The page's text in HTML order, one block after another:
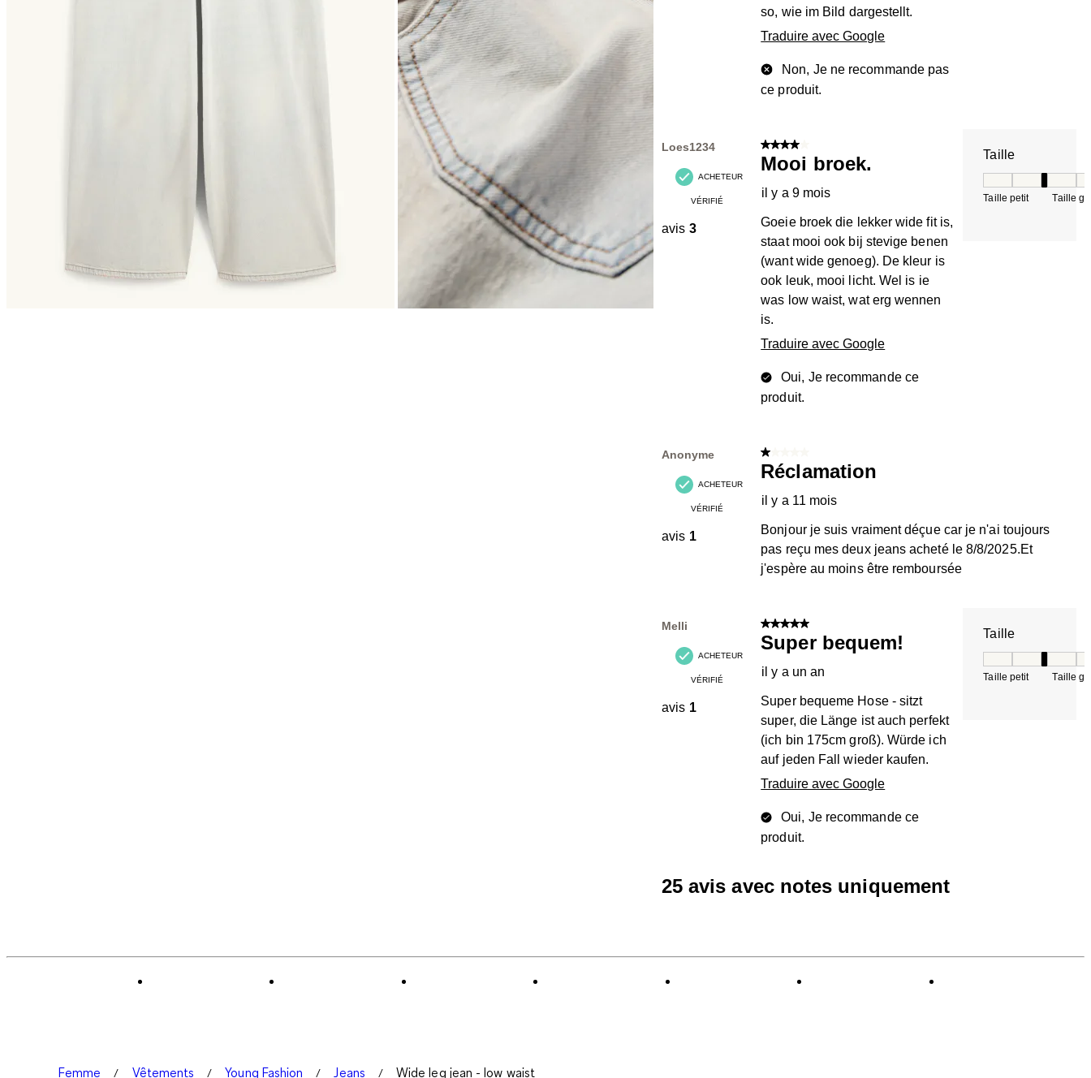
so, wie im Bild dargestellt.
Traduire avec Google
Non, Je ne recommande pas
ce produit.
Loes1234
ACHETEUR
VÉRIFIÉ
avis 3
4 sur 5 étoiles.
Mooi broek.
il y a 9 mois
Goeie broek die lekker wide fit is,
staat mooi ook bij stevige benen
(want wide genoeg). De kleur is
ook leuk, mooi licht. Wel is ie
was low waist, wat erg wennen
is.
Traduire avec Google
Oui, Je recommande ce
produit.
Taille
Taille petit Taille
Anonyme
ACHETEUR
VÉRIFIÉ
avis 1
1 sur 5 étoiles.
Réclamation
il y a 11 mois
Bonjour je suis vraiment déçue car je n'ai toujours
pas reçu mes deux jeans acheté le 8/8/2025.Et
j'espère au moins être remboursée
Melli
ACHETEUR
VÉRIFIÉ
avis 1
5 sur 5 étoiles.
Super bequem!
il y a un an
Super bequeme Hose - sitzt
super, die Länge ist auch perfekt
(ich bin 175cm groß). Würde ich
auf jeden Fall wieder kaufen.
Traduire avec Google
Oui, Je recommande ce
produit.
Taille
Taille petit Taille
25 avis avec notes uniquement
Femme Vêtements Young Fashion Jeans Wide leg jean - low waist